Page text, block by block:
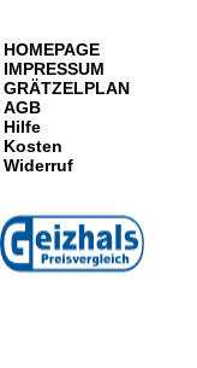
HOMEPAGE
IMPRESSUM
GRÄTZELPLAN
AGB
Hilfe
Kosten
Widerruf